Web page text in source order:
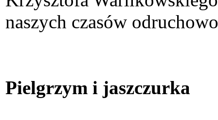
naszych czasów
Pielgrzym i jaszczurka